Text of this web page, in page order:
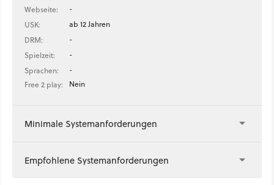
Webseite:
-
USK:
ab 12 Jahren
DRM:
-
Spielzeit:
-
Sprachen:
-
Free 2 play:
Nein
Minimale Systemanforderungen
Empfohlene Systemanforderungen